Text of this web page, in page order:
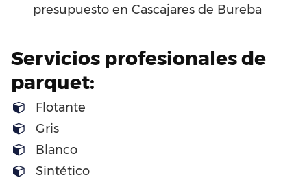
presupuesto en Cascajares de Bureba
Servicios profesionales de
parquet:
Flotante
Gris
Blanco
Sintético